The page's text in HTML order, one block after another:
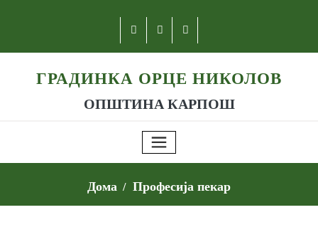
ГРАДИНКА ОРЦЕ НИКОЛОВ
ОПШТИНА КАРПОШ
Дома Професија пекар